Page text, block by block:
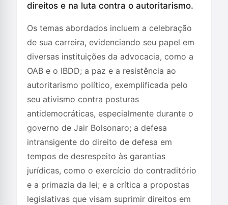
direitos e na luta contra o autoritarismo.
Os temas abordados incluem a celebração
de sua carreira, evidenciando seu papel em
diversas instituições da advocacia, como a
OAB e o IBDD; a paz e a resistência ao
autoritarismo político, exemplificada pelo
seu ativismo contra posturas
antidemocráticas, especialmente durante o
governo de Jair Bolsonaro; a defesa
intransigente do direito de defesa em
tempos de desrespeito às garantias
jurídicas, como o exercício do contraditório
e a primazia da lei; e a crítica a propostas
legislativas que visam suprimir direitos em